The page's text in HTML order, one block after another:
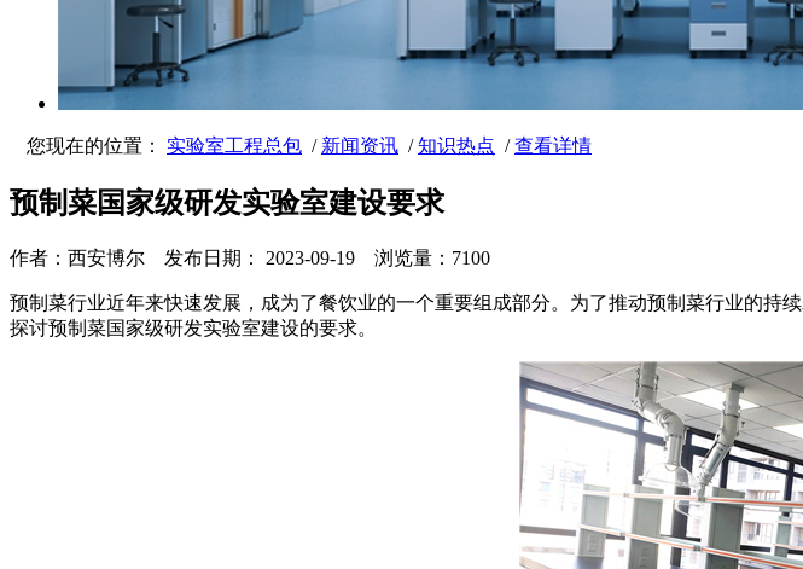
您现在的位置： 实验室工程总包 / 新闻资讯 /知识热点 /查看详情
预制菜国家级研发实验室建设要求
作者：西安博尔 发布日期： 2023-09-19 浏览量： 7100
预制菜行业近年来快速发展，成为了餐饮业的一个重要组成部分。为了推动预制菜行业的持
探讨预制菜国家级研发实验室建设的要求。